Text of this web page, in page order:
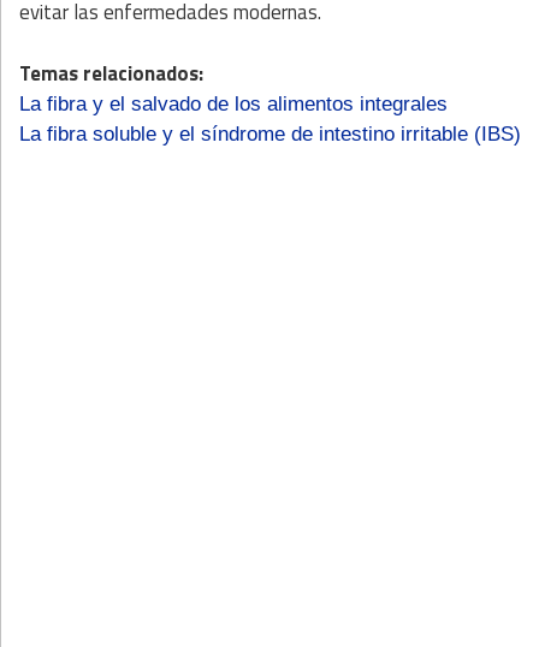
evitar las enfermedades modernas.
Temas relacionados:
La fibra y el salvado de los alimentos integrales
La fibra soluble y el síndrome de intestino irritable (IBS)